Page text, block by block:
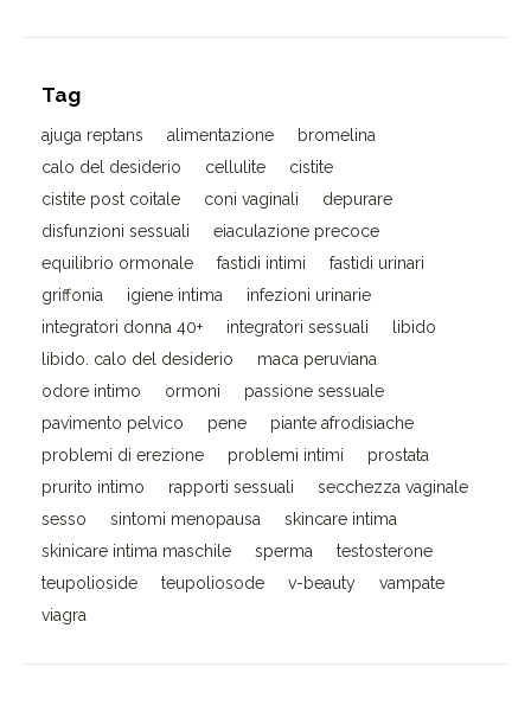
Tag
ajuga reptans alimentazione
bromelina
calo del desiderio
cellulite
cistite
cistite post coitale
coni vaginali
depurare
disfunzioni sessuali
eiaculazione precoce
equilibrio ormonale
fastidi intimi
fastidi urinari
griffonia
igiene intima
infezioni urinarie
integratori donna 40+
integratori sessuali
libido
libido. calo del desiderio
maca peruviana
odore intimo
ormoni
passione sessuale
pavimento pelvico
pene
piante afrodisiache
problemi di erezione
problemi intimi
prostata
prurito intimo
rapporti sessuali
secchezza vaginale
sesso
sintomi menopausa
skincare intima
skinicare intima maschile
sperma
testosterone
teupolioside
teupoliosode v-beauty
vampate
viagra